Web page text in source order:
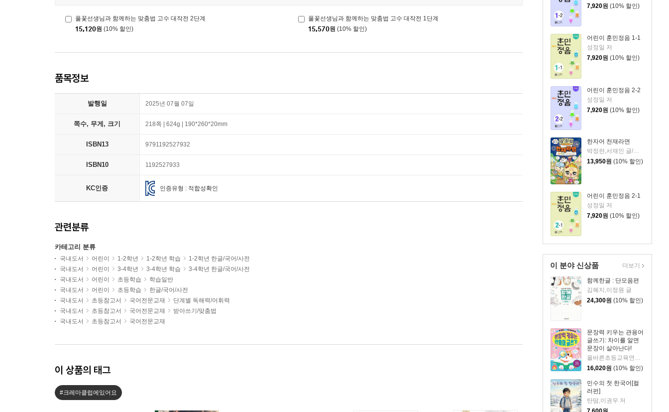
7,920원 (10% 할인)
어린이 훈민정음 1-1
성정일 저
7,920원 (10% 할인)
어린이 훈민정음 2-2
성정일 저
7,920원 (10% 할인)
한자어 천재라면
박정란,서재인 글/김기수 그림/서가윤 감수
13,950원 (10% 할인)
어린이 훈민정음 2-1
성정일 저
7,920원 (10% 할인)
이 분야 신상품
함께한글 : 단모음편
김혜지,이정원 글
24,300원 (10% 할인)
문장력 키우는 관용어
글쓰기: 차이를 알면
문장이 살아난다!
16,020원 (10% 할인)
민수의 첫 한국어[컬
러펀]
탄땀,이권우 저
더보기
풀꽃선생님과 함께하는 맞춤법 고수 대작전 2단계
15,120원 (10% 할인)
풀꽃선생님과 함께하는 맞춤법 고수 대작전 1단계
15,570원 (10% 할인)
품목정보
발행일 2025년 07월 07일
쪽수, 무게, 크기 218쪽 | 624g | 190*260*20mm
ISBN13 9791192527932
ISBN10 1192527933
KC인증 인증유형 : 적합성확인
관련분류
카테고리 분류
국내도서 어린이 1-2학년 1-2학년 학습
1-2학년 한글/국어/사전
국내도서
어린이 3-4학년 3-4학년 학습
3-4학년 한글/국어/사전
국내도서
어린이 초등학습
학습일반
국내도서
어린이 초등학습
한글/국어/사전
국내도서
초등참고서 국어전문교재
단계별 독해력/어휘력
국내도서
초등참고서 국어전문교재
받아쓰기/맞춤법
국내도서
초등참고서 국어전문교재
이 상품의 태그
#크레마클럽에있어요